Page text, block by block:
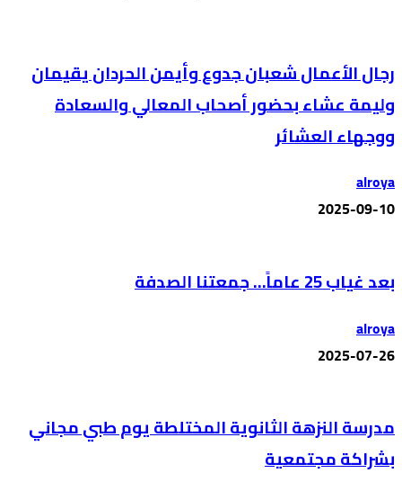
رجال الأعمال شعبان جدوع وأيمن الحردان يقيمان
وليمة عشاء بحضور أصحاب المعالي والسعادة
ووجهاء العشائر
alroya
2025-09-10
بعد غياب 25 عاماً… جمعتنا الصدفة
alroya
2025-07-26
مدرسة النزهة الثانوية المختلطة يوم طبي مجاني
بشراكة مجتمعية